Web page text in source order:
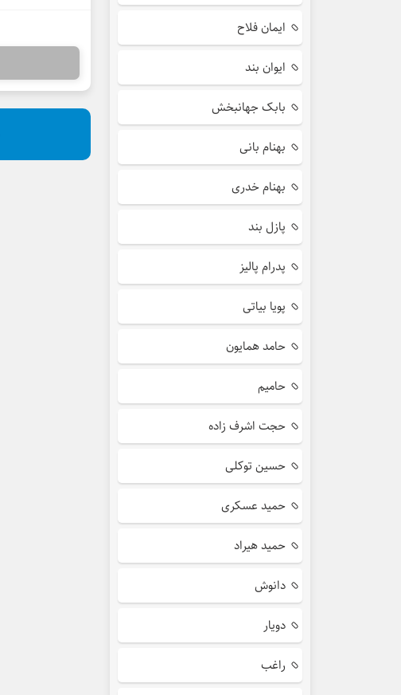
ایمان فلاح
ایوان بند
بابک جهانبخش
بهنام بانی
بهنام خدری
پازل بند
پدرام پالیز
پویا بیاتی
حامد همایون
حامیم
حجت اشرف زاده
حسین توکلی
حمید عسکری
حمید هیراد
دانوش
دویار
راغب